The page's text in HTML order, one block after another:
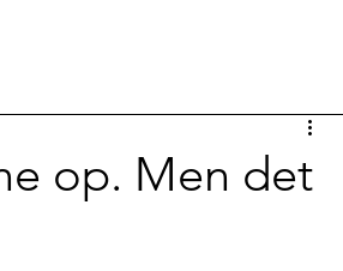
op. Men det